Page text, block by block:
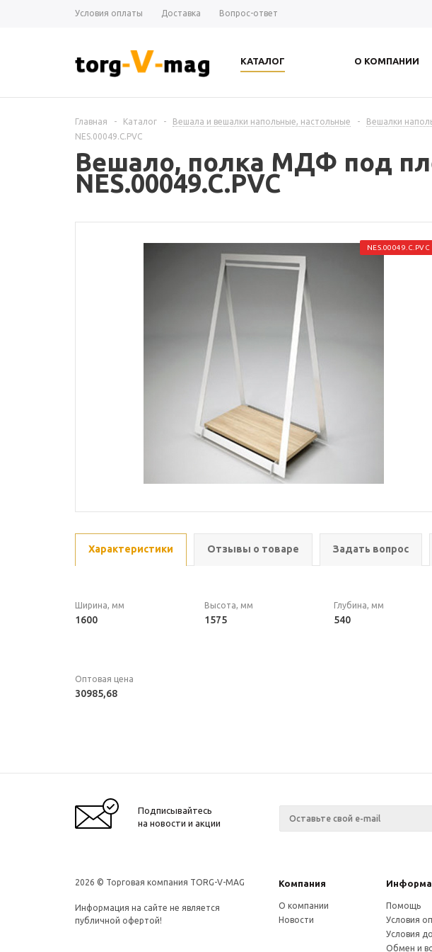
Условия оплаты Доставка Вопрос-ответ
КАТАЛОГ О КОМПАНИИ
Главная - Каталог - Вешала и вешалки напольные, настольные - Вешалки
NES.00049.C.PVC
Вешало, полка МДФ под
NES.00049.C.PVC
NES.00049.C.PVC
Характеристики Отзывы о товаре Задать вопрос
Ширина, мм
1600
Высота, мм
1575
Глубина, мм
540
Оптовая цена
30985,68
Подписывайтесь
на новости и акции
2026 © Торговая компания TORG-V-MAG
Информация на сайте не является
публичной офертой!
Компания
О компании
Новости
Помощь
Условия
Условия
Обмен и